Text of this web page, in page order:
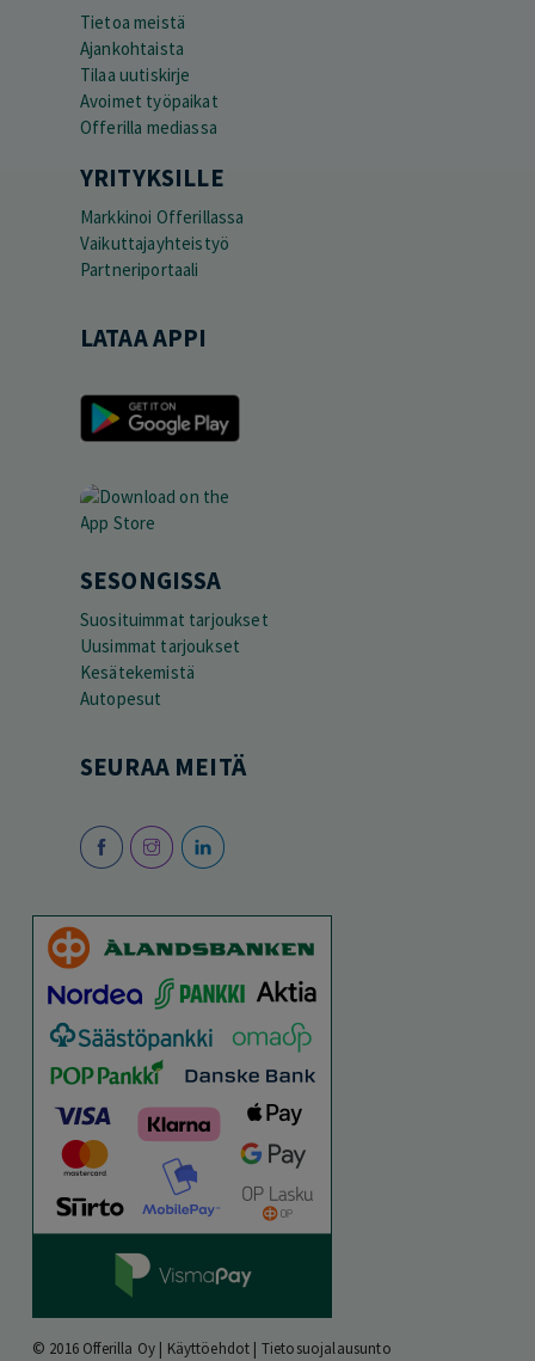
Tietoa meistä
Ajankohtaista
Tilaa uutiskirje
Avoimet työpaikat
Offerilla mediassa
YRITYKSILLE
Markkinoi Offerillassa
Vaikuttajayhteistyö
Partneriportaali
LATAA APPI
SESONGISSA
Suosituimmat tarjoukset
Uusimmat tarjoukset
Kesätekemistä
Autopesut
SEURAA MEITÄ
© 2016 Offerilla Oy | Käyttöehdot | Tietosuojalausunto